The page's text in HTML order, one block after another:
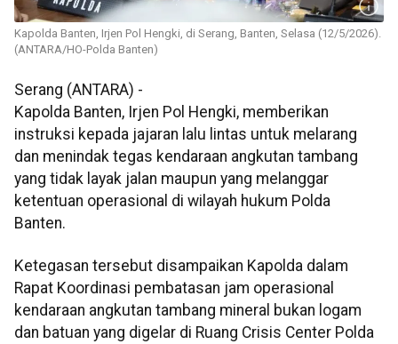
Kapolda Banten, Irjen Pol Hengki, di Serang, Banten, Selasa (12/5/2026).
(ANTARA/HO-Polda Banten)
Serang (ANTARA) -
Kapolda Banten, Irjen Pol Hengki, memberikan
instruksi kepada jajaran lalu lintas untuk melarang
dan menindak tegas kendaraan angkutan tambang
yang tidak layak jalan maupun yang melanggar
ketentuan operasional di wilayah hukum Polda
Banten.
Ketegasan tersebut disampaikan Kapolda dalam
Rapat Koordinasi pembatasan jam operasional
kendaraan angkutan tambang mineral bukan logam
dan batuan yang digelar di Ruang Crisis Center Polda